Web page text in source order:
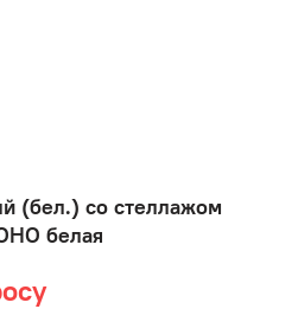
(бел.) со стеллажом
белая